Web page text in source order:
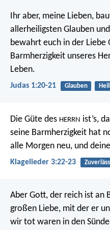
Ihr aber, meine Lieben,
allerheiligsten Glauben
bewahrt euch in der
Barmherzigkeit unseres
Leben.
Judas 1:20-21 Glauben
Die Güte des HERRN ist’s,
seine Barmherzigkeit hat
alle Morgen neu, und
Klagelieder 3:22-23
Aber Gott, der reich ist an
großen Liebe, mit der er
wir tot waren in den